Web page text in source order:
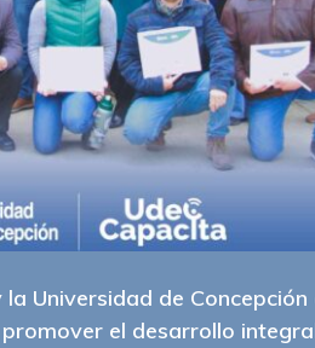
Universidad de
el desarrollo